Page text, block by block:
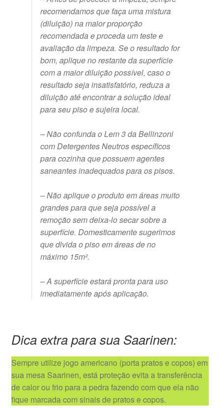
recomendamos que faça uma mistura
(diluição) na maior proporção
recomendada e proceda um teste e
avaliação da limpeza. Se o resultado for
bom, aplique no restante da superfície
com a maior diluição possível, caso o
resultado seja insatisfatório, reduza a
diluição até encontrar a solução ideal
para seu piso e sujeira local.
– Não confunda o Lem 3 da Bellinzoni
com Detergentes Neutros específicos
para cozinha que possuem agentes
saneantes inadequados para os pisos.
– Não aplique o produto em áreas muito
grandes para que seja possível a
remoção sem deixa-lo secar sobre a
superfície. Domesticamente sugerimos
que divida o piso em áreas de no
máximo 15m².
– A superfície estará pronta para uso
imediatamente após aplicação.
Dica extra para sua Saarinen:
Sempre utilize jogo americano (porta pratos e copos) em
sua mesa Saarinen, está proteção evita a transferência
de calor ou frio para a pedra fazendo com que ela não
fique marcada com sinais de pratos e copos.